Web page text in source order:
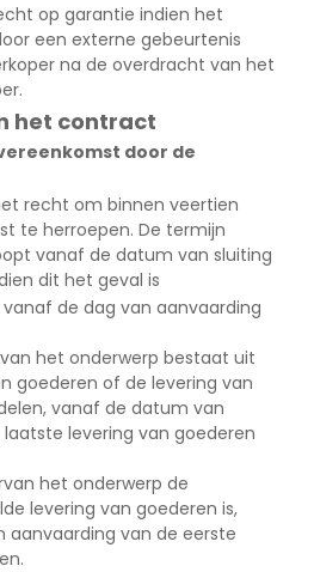
op garantie indien het
een externe gebeurtenis
na de overdracht van het
het contract
door de
recht om binnen veertien
te herroepen. De termijn
vanaf de datum van sluiting
dit het geval is
de dag van aanvaarding
het onderwerp bestaat uit
goederen of de levering van
vanaf de datum van
levering van goederen
het onderwerp de
levering van goederen is,
van de eerste